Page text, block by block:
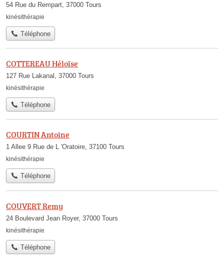
54 Rue du Rempart, 37000 Tours
kinésithérapie
Téléphone
COTTEREAU Héloïse
127 Rue Lakanal, 37000 Tours
kinésithérapie
Téléphone
COURTIN Antoine
1 Allee 9 Rue de L 'Oratoire, 37100 Tours
kinésithérapie
Téléphone
COUVERT Remy
24 Boulevard Jean Royer, 37000 Tours
kinésithérapie
Téléphone